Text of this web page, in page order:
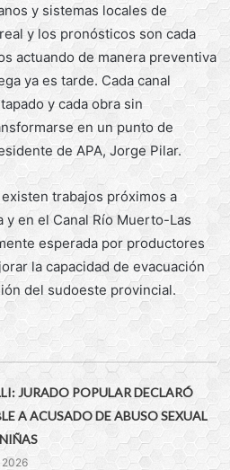
y sistemas locales de
y los pronósticos son cada
actuando de manera preventiva
ya es tarde. Cada canal
y cada obra sin
en un punto de
de APA, Jorge Pilar.
trabajos próximos a
y en el Canal Río Muerto-Las
esperada por productores
la capacidad de evacuación
del sudoeste provincial.
JURADO POPULAR DECLARÓ
A ACUSADO DE ABUSO SEXUAL
2026